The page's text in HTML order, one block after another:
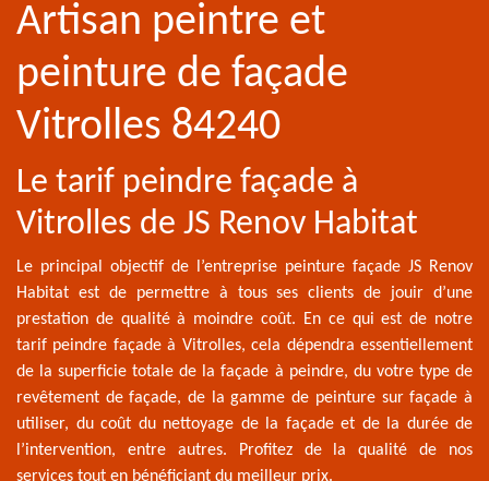
Artisan peintre et
peinture de façade
Vitrolles 84240
Le tarif peindre façade à
Vitrolles de JS Renov Habitat
Le principal objectif de l’entreprise peinture façade JS Renov
Habitat est de permettre à tous ses clients de jouir d’une
prestation de qualité à moindre coût. En ce qui est de notre
tarif peindre façade à Vitrolles, cela dépendra essentiellement
de la superficie totale de la façade à peindre, du votre type de
revêtement de façade, de la gamme de peinture sur façade à
utiliser, du coût du nettoyage de la façade et de la durée de
l’intervention, entre autres. Profitez de la qualité de nos
services tout en bénéficiant du meilleur prix.